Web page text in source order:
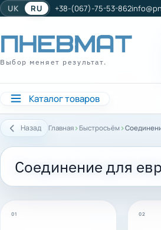
UK RU +38-(067)-75-53-862
Выбор меняет результат.
Каталог товаров
Назад Главная › Быстросъём ›
Соединение для
01 02